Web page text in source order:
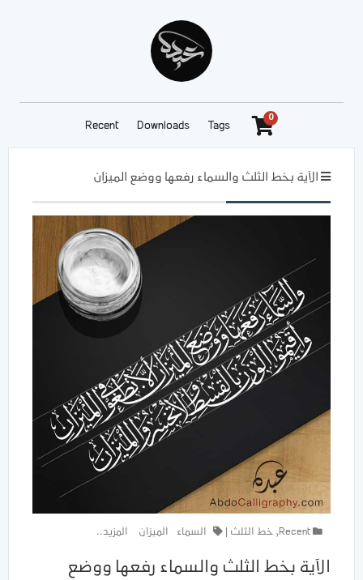
Recent Downloads Tags
0
الآية بخط الثلث والسماء رفعها ووضع الميزان
Recent
, خط الثلث السماء الميزان المزيد..
الآية بخط الثلث والسماء رفعها ووضع